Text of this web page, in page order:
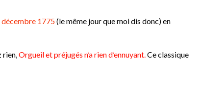
décembre 1775(le même jour que moi dis donc) en
rien, Orgueil et préjugés n’a rien d’ennuyant. Ce classique